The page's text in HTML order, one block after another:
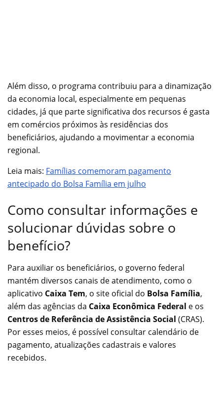
Além disso, o programa contribuiu para a dinamização
da economia local, especialmente em pequenas
cidades, já que parte significativa dos recursos é gasta
em comércios próximos às residências dos
beneficiários, ajudando a movimentar a economia
regional.
Leia mais: Famílias comemoram pagamento
antecipado do Bolsa Família em julho
Como consultar informações e
solucionar dúvidas sobre o
benefício?
Para auxiliar os beneficiários, o governo federal
mantém diversos canais de atendimento, como o
aplicativo Caixa Tem, o site oficial do Bolsa Família,
além das agências da Caixa Econômica Federal e os
Centros de Referência de Assistência Social (CRAS).
Por esses meios, é possível consultar calendário de
pagamento, atualizações cadastrais e valores
recebidos.